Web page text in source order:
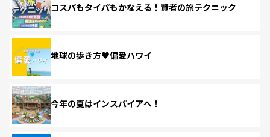
コスパもタイパもかなえる！賢者の旅テクニック
地球の歩き方♥偏愛ハワイ
今年の夏はインスパイアへ！